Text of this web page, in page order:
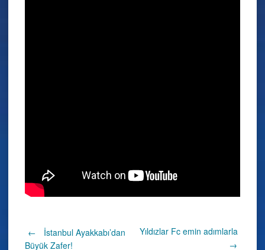
Post
←
İstanbul Ayakkabı’dan
Büyük Zafer!
Yıldızlar Fc emin adımlarla
→